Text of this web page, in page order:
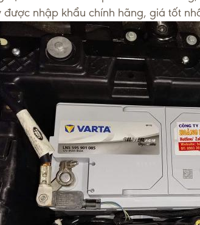
được nhập khẩu chính hãng, giá tốt